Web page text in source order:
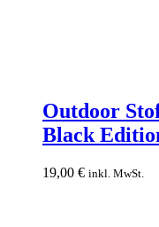
Stoff
–
BULLSHIT
Black
Edition
Outdoor
Black
19,00 € inkl. MwSt.